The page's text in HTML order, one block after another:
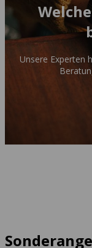
Unsere Experten